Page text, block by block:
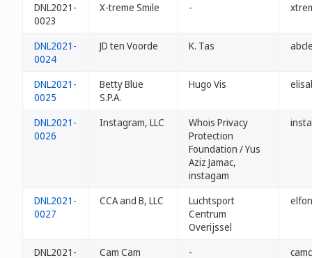
DNL2021-
0023
X-treme Smile -
DNL2021-
0024
JD ten Voorde K. Tas
DNL2021-
0025
Betty Blue
S.P.A.
Hugo Vis
DNL2021-
0026
Instagram, LLC
Whois Privacy
Protection
Foundation / Yus
Aziz Jamac,
instagam
DNL2021-
0027
CCA and B, LLC
Luchtsport
Centrum
Overijssel
DNL2021- Cam Cam -